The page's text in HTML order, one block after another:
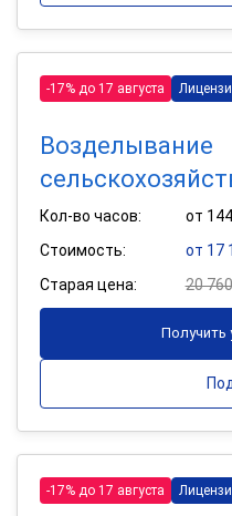
-17% до 17 августа
Возделывание
Кол-во часов:
от
Стоимость:
от 17
Старая цена:
20
Получить
-17% до 17 августа